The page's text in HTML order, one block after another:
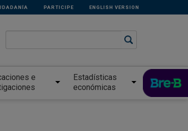
PARTICIPE ENGLISH VERSION
e
Estadísticas
económicas